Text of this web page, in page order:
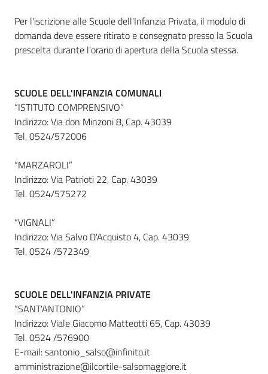
Per l'iscrizione alle Scuole dell'Infanzia Privata, il modulo di
domanda deve essere ritirato e consegnato presso la Scuola
prescelta durante l'orario di apertura della Scuola stessa.
SCUOLE DELL'INFANZIA COMUNALI
“ISTITUTO COMPRENSIVO”
Indirizzo: Via don Minzoni 8, Cap. 43039
Tel. 0524/572006
“MARZAROLI”
Indirizzo: Via Patrioti 22, Cap. 43039
Tel. 0524/575272
“VIGNALI”
Indirizzo: Via Salvo D'Acquisto 4, Cap. 43039
Tel. 0524 /572349
SCUOLE DELL'INFANZIA PRIVATE
“SANT'ANTONIO”
Indirizzo: Viale Giacomo Matteotti 65, Cap. 43039
Tel. 0524 /576900
E-mail: santonio_salso@infinito.it
amministrazione@ilcortile-salsomaggiore.it